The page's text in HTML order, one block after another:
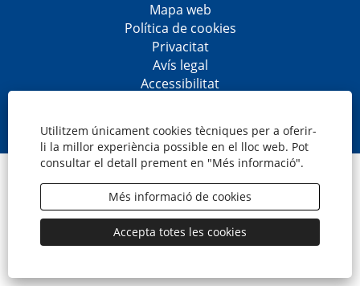
Utilitzem únicament cookies tècniques per a oferir-
li la millor experiència possible en el lloc web. Pot
consultar el detall prement en "Més informació".
Més informació de cookies
Accepta totes les cookies
Mapa web
Política de cookies
Privacitat
Avís legal
Accessibilitat
o
b
r
e
n
u
n
a
p
t
o
b
r
e
n
u
n
a
p
t
o
b
r
e
n
u
n
a
p
t
o
b
r
e
n
u
n
a
p
t
© CaixaBank, S.A.